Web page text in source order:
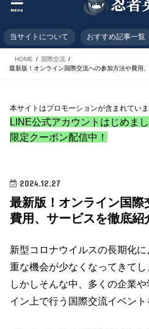
menu
当サイトについて おすすめ記事一覧
HOME
国際交流
最新版！オンライン国際交流への参加方法や費用
本サイトはプロモーションが含まれていま
LINE公式アカウントはじめま
限定クーポン配信中！
2024.12.27
最新版！オンライン国
費用、サービスを徹底紹
新型コロナウイルスの長期化
重な機会が少なくなってきてし
しかしそんな中、多くの企業
イン上で行う国際交流イベント